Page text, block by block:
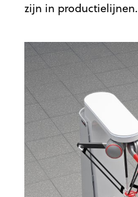
zijn in productielijnen.